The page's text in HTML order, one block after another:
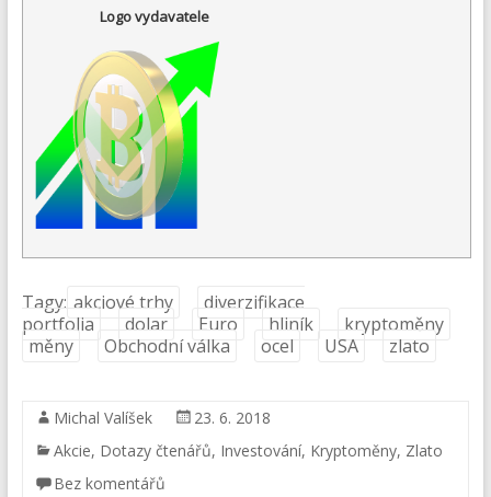
Logo vydavatele
Tagy: akciové trhy
diverzifikace
portfolia
dolar Euro hliník
kryptoměny
měny
Obchodní válka ocel USA zlato
Michal Valíšek
23. 6. 2018
Akcie, Dotazy čtenářů, Investování, Kryptoměny, Zlato
Bez komentářů